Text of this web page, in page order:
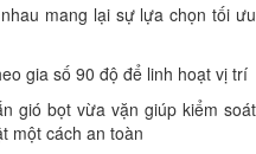
mang lại sự lựa chọn tối ưu
gia số 90 độ để linh hoạt vị trí
gió bọt vừa vặn giúp kiểm soát
một cách an toàn